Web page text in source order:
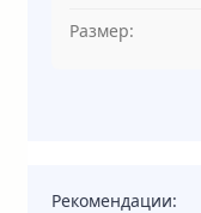
Размер:
Рекомендации: